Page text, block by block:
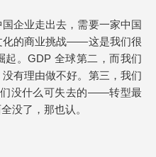
企业走出去，需要一家中国
化的商业挑战——这是我们很
起。GDP 全球第二，而我们
有理由做不好。第三，我们
没什么可失去的——转型最
没了，那也认。